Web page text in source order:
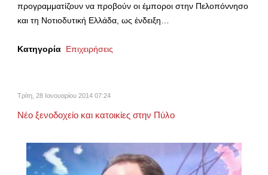
προγραμματίζουν να προβούν οι έμποροι στην Πελοπόννησο
και τη Νοτιοδυτική Ελλάδα, ως ένδειξη…
Κατηγορία Επιχειρήσεις
Τρίτη, 28 Ιανουαρίου 2014 07:24
Νέο ξενοδοχείο και κατοικίες στην Πύλο